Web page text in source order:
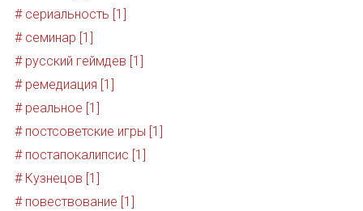
# сериальность [1]
# семинар [1]
# русский геймдев [1]
# ремедиация [1]
# реальное [1]
# постсоветские игры [1]
# постапокалипсис [1]
# Кузнецов [1]
# повествование [1]